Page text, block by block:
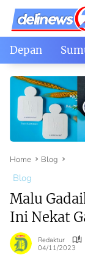
Skip
content
Depan
Home Blog
Blog
Malu
Ini Nekat
Redaktur
04/11/2023